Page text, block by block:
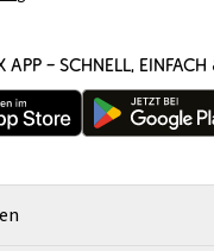
APP – SCHNELL, EINFACH